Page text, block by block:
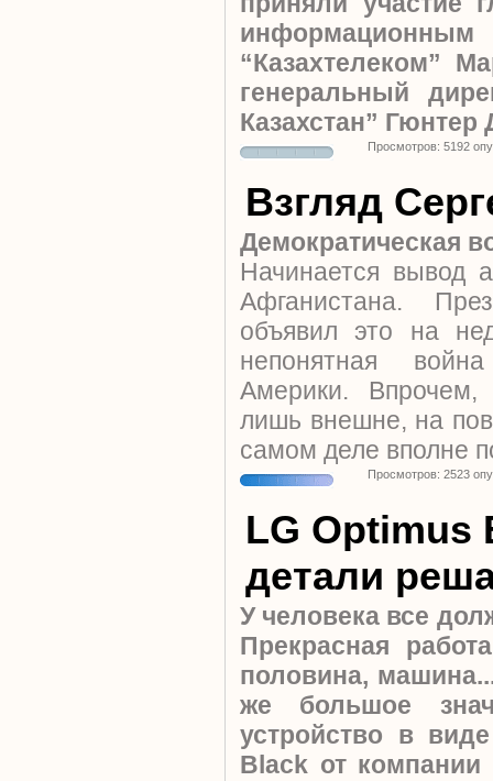
“Казахтелеком”
генеральный
Казахстан” Гюнтер
Просмотров: 5192
Взгляд
Демократическая
Начинается вывод
Афганистана.
объявил это на
непонятная
Америки.
лишь внешне, на
самом деле вполне
Просмотров: 2523
LG Optimus
детали
У человека все
Прекрасная
половина,
же большое
устройство в
Black от